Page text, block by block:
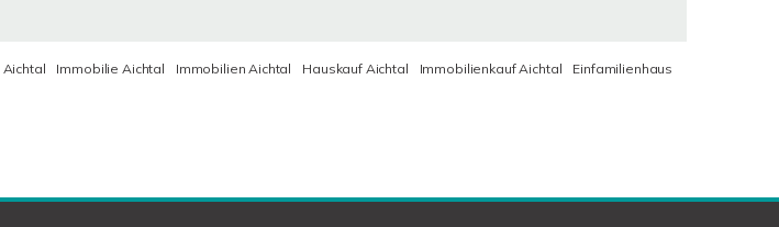
Aichtal Immobilie Aichtal Immobilien Aichtal Hauskauf Aichtal Immobilienkauf Aichtal
Einfamilienhaus